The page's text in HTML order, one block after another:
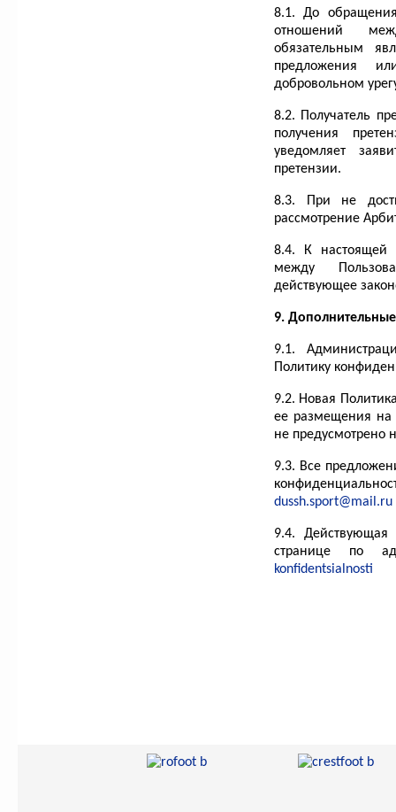
8.1. До
отношений
обязательным
предложения
добровольном
8.2. Получатель
получения
уведомляет
претензии.
8.3. При не
рассмотрение
8.4. К настоящей
между
действующее
9.
9.1.
Политику
9.2. Новая
ее размещения
не предусмотрено
9.3. Все
dussh.sport@mail.ru
9.4. Действующая
странице по
konfidentsialnosti